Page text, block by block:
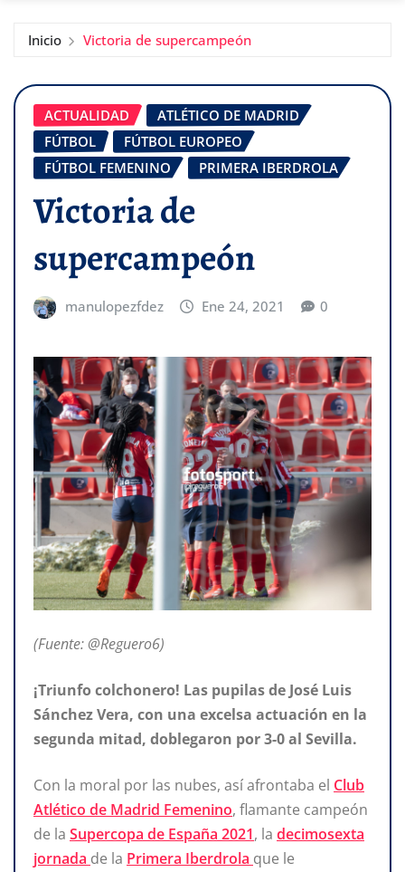
Inicio Victoria de supercampeón
ACTUALIDAD
ATLÉTICO DE MADRID
FÚTBOL
FÚTBOL EUROPEO
FÚTBOL FEMENINO
PRIMERA IBERDROLA
Victoria de
supercampeón
manulopezfdez Ene 24, 2021 0
(Fuente: @Reguero6)
¡Triunfo colchonero! Las pupilas de José Luis
Sánchez Vera, con una excelsa actuación en la
segunda mitad, doblegaron por 3-0 al Sevilla.
Con la moral por las nubes, así afrontaba el Club
Atlético de Madrid Femenino, flamante campeón
de la Supercopa de España 2021, la decimosexta
jornada de la Primera Iberdrola que le